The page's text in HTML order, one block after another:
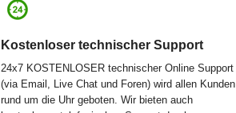
Kostenloser technischer Support
24x7 KOSTENLOSER technischer Online Support
(via Email, Live Chat und Foren) wird allen Kunden
rund um die Uhr geboten. Wir bieten auch